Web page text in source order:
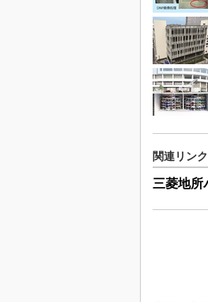
関連リンク
三菱地所